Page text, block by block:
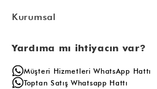
Kurumsal
Yardıma mı ihtiyacın var?
Müşteri Hizmetleri WhatsApp Hattı
Toptan Satış Whatsapp Hattı